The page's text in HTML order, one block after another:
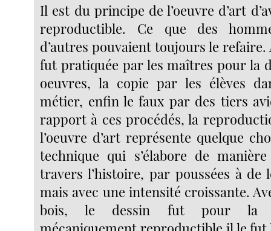
Il est du principe de l’oeuvre d’art
reproductible. Ce que des
d’autres pouvaient toujours le
fut pratiquée par les maîtres pour la
oeuvres, la copie par les élèves
métier, enfin le faux par des tiers
rapport à ces procédés, la
l’oeuvre d’art représente quelque
technique qui s’élabore de
travers l’histoire, par poussées à de
mais avec une intensité croissante.
bois, le dessin fut pour la